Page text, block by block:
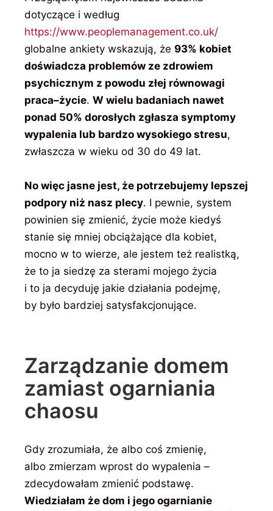
dotyczące i według
https://www.peoplemanagement.co.uk/
globalne ankiety wskazują, że 93% kobiet
doświadcza problemów ze zdrowiem
psychicznym z powodu złej równowagi
praca–życie. W wielu badaniach nawet
ponad 50% dorosłych zgłasza symptomy
wypalenia lub bardzo wysokiego stresu,
zwłaszcza w wieku od 30 do 49 lat.
No więc jasne jest, że potrzebujemy lepszej
podpory niż nasz plecy. I pewnie, system
powinien się zmienić, życie może kiedyś
stanie się mniej obciążające dla kobiet,
mocno w to wierze, ale jestem też realistką,
że to ja siedzę za sterami mojego życia
i to ja decyduję jakie działania podejmę,
by było bardziej satysfakcjonujące.
Zarządzanie domem
zamiast ogarniania
chaosu
Gdy zrozumiała, że albo coś zmienię,
albo zmierzam wprost do wypalenia –
zdecydowałam zmienić podstawę.
Wiedziałam że dom i jego ogarnianie